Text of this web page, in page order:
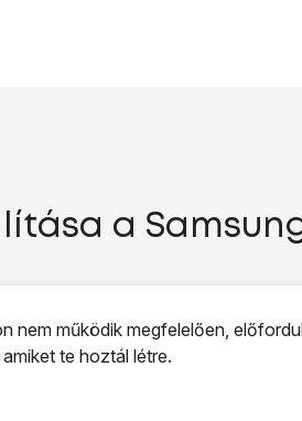
a
nem működik megfelelően,
te hoztál létre.